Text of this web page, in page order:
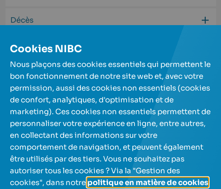
Décès
Concepts bancaires
Nos comptes d'épargne
A propos de nous
Aide et contact
Cookies NIBC
Nous plaçons des cookies essentiels qui permettent le
bon fonctionnement de notre site web et, avec votre
permission, aussi des cookies non essentiels (cookies
de confort, analytiques, d'optimisation et de
marketing). Ces cookies non essentiels permettent de
personnaliser votre expérience en ligne, entre autres,
en collectant des informations sur votre
comportement de navigation, et peuvent également
être utilisés par des tiers. Vous ne souhaitez pas
autoriser tous les cookies ? Via la "Gestion des
cookies", dans notre politique en matière de cookies